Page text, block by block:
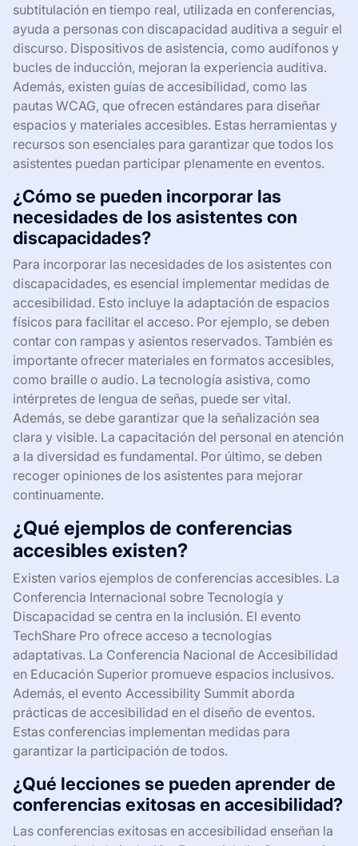
subtitulación en tiempo real, utilizada en conferencias,
ayuda a personas con discapacidad auditiva a seguir el
discurso. Dispositivos de asistencia, como audífonos y
bucles de inducción, mejoran la experiencia auditiva.
Además, existen guías de accesibilidad, como las
pautas WCAG, que ofrecen estándares para diseñar
espacios y materiales accesibles. Estas herramientas y
recursos son esenciales para garantizar que todos los
asistentes puedan participar plenamente en eventos.
¿Cómo se pueden incorporar las
necesidades de los asistentes con
discapacidades?
Para incorporar las necesidades de los asistentes con
discapacidades, es esencial implementar medidas de
accesibilidad. Esto incluye la adaptación de espacios
físicos para facilitar el acceso. Por ejemplo, se deben
contar con rampas y asientos reservados. También es
importante ofrecer materiales en formatos accesibles,
como braille o audio. La tecnología asistiva, como
intérpretes de lengua de señas, puede ser vital.
Además, se debe garantizar que la señalización sea
clara y visible. La capacitación del personal en atención
a la diversidad es fundamental. Por último, se deben
recoger opiniones de los asistentes para mejorar
continuamente.
¿Qué ejemplos de conferencias
accesibles existen?
Existen varios ejemplos de conferencias accesibles. La
Conferencia Internacional sobre Tecnología y
Discapacidad se centra en la inclusión. El evento
TechShare Pro ofrece acceso a tecnologías
adaptativas. La Conferencia Nacional de Accesibilidad
en Educación Superior promueve espacios inclusivos.
Además, el evento Accessibility Summit aborda
prácticas de accesibilidad en el diseño de eventos.
Estas conferencias implementan medidas para
garantizar la participación de todos.
¿Qué lecciones se pueden aprender de
conferencias exitosas en accesibilidad?
Las conferencias exitosas en accesibilidad enseñan la